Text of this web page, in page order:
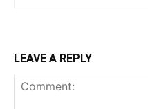
LEAVE A REPLY